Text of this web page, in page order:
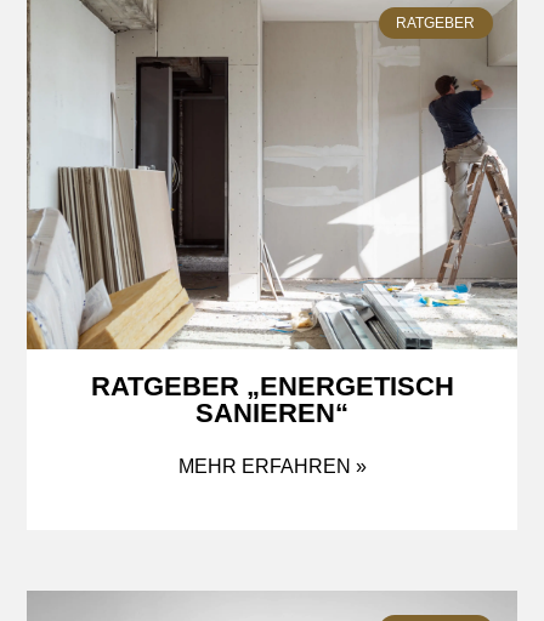
RATGEBER
RATGEBER „ENERGETISCH
SANIEREN“
MEHR ERFAHREN »